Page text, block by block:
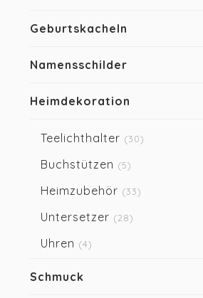
Geburtskacheln
Namensschilder
Heimdekoration
Teelichthalter (30)
Buchstützen (5)
Heimzubehör (33)
Untersetzer (28)
Uhren (4)
Schmuck